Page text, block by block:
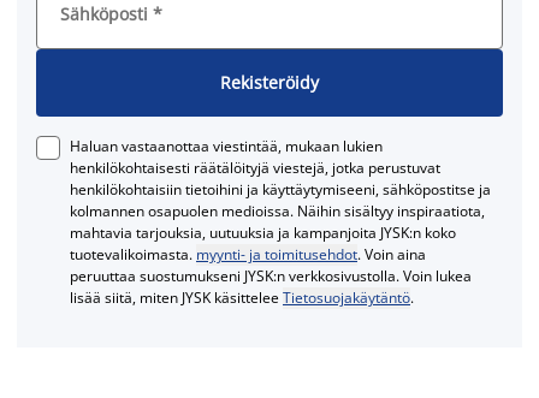
Sähköposti *
Rekisteröidy
Haluan vastaanottaa viestintää, mukaan lukien
henkilökohtaisesti räätälöityjä viestejä, jotka perustuvat
henkilökohtaisiin tietoihini ja käyttäytymiseeni, sähköpostitse ja
kolmannen osapuolen medioissa. Näihin sisältyy inspiraatiota,
mahtavia tarjouksia, uutuuksia ja kampanjoita JYSK:n koko
tuotevalikoimasta. myynti- ja toimitusehdot. Voin aina
peruuttaa suostumukseni JYSK:n verkkosivustolla. Voin lukea
lisää siitä, miten JYSK käsitteleeTietosuojakäytäntö.